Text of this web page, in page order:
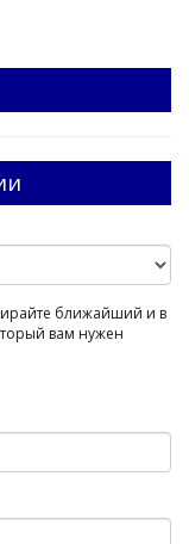
ближайший и в
вам нужен